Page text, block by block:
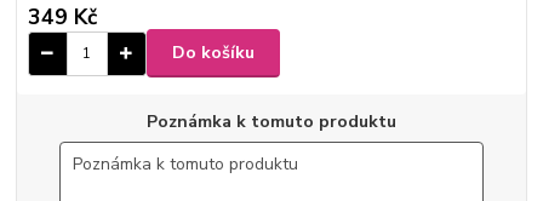
349 Kč
Do košíku
Poznámka k tomuto produktu